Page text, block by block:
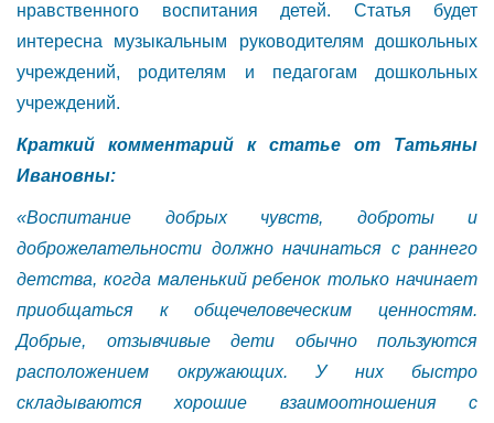
нравственного воспитания детей. Статья будет
интересна музыкальным руководителям дошкольных
учреждений, родителям и педагогам дошкольных
учреждений.
Краткий комментарий к статье от Татьяны
Ивановны:
«Воспитание добрых чувств, доброты и
доброжелательности должно начинаться с раннего
детства, когда маленький ребенок только начинает
приобщаться к общечеловеческим ценностям.
Добрые, отзывчивые дети обычно пользуются
расположением окружающих. У них быстро
складываются хорошие взаимоотношения с